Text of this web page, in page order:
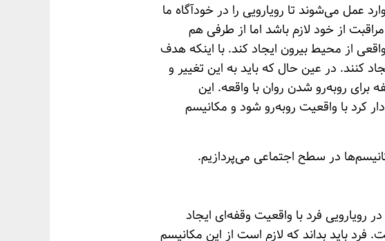
عمل می‌شوند تا رویارویی را در خودآگاه ما
از خود لازم باشد اما از طرفی هم
از محیط بیرون ایجاد کند. با اینکه هدف
کنند. در عین حال که باید به این تغییر و
روبه‌رو شدن روان با واقعه. این
کرد با واقعیت روبه‌رو شود و مکانیسم
در سطح اجتماعی می‌پردازیم.
رویارویی فرد با واقعیت وقفه‌ای ایجاد
باید بداند که لازم است از این مکانیسم